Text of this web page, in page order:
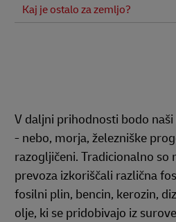
Kaj je ostalo za zemljo?
V daljni prihodnosti bodo
- nebo, morja, železniške
razogljičeni. Tradicionalno so
prevoza izkoriščali različna
fosilni plin, bencin, kerozin,
olje, ki se pridobivajo iz